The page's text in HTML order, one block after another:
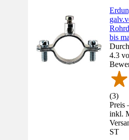
bis
4.3
(3)
Preis
inkl.
ST